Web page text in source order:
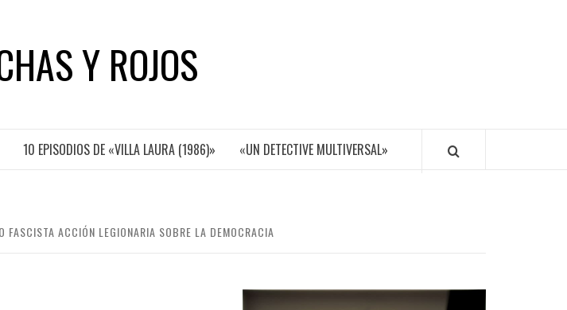
Y ROJOS
10 EPISODIOS DE «VILLA LAURA (1986)» «UN DETECTIVE MULTIVERSAL»
FASCISTA ACCIÓN LEGIONARIA SOBRE LA DEMOCRACIA